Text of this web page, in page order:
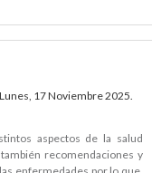
17 Noviembre 2025.
aspectos de la salud
recomendaciones y